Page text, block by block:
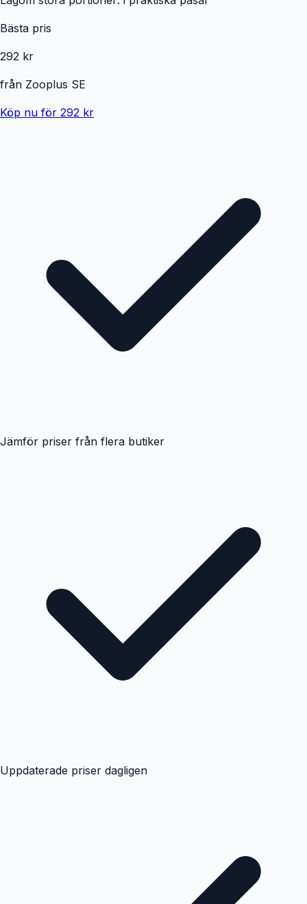
Bästa pris
292 kr
från Zooplus SE
Köp nu för 292 kr
Jämför priser från flera butiker
Uppdaterade priser dagligen